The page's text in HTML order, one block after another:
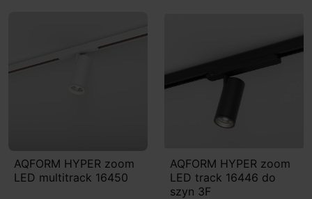
AQFORM HYPER zoom
LED multitrack 16450
AQFORM HYPER zoom
LED track 16446 do
szyn 3F